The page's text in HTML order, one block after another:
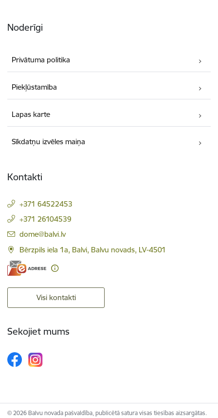
Noderīgi
Privātuma politika
Piekļūstamība
Lapas karte
Sīkdatņu izvēles maiņa
Kontakti
+371 64522453
+371 26104539
E-pasts:
dome@balvi.lv
Bērzpils iela 1a, Balvi, Balvu novads, LV-4501
Visi kontakti
Sekojiet mums
© 2026 Balvu novada pašvaldība, publicētā satura visas tiesības aizsargātas.